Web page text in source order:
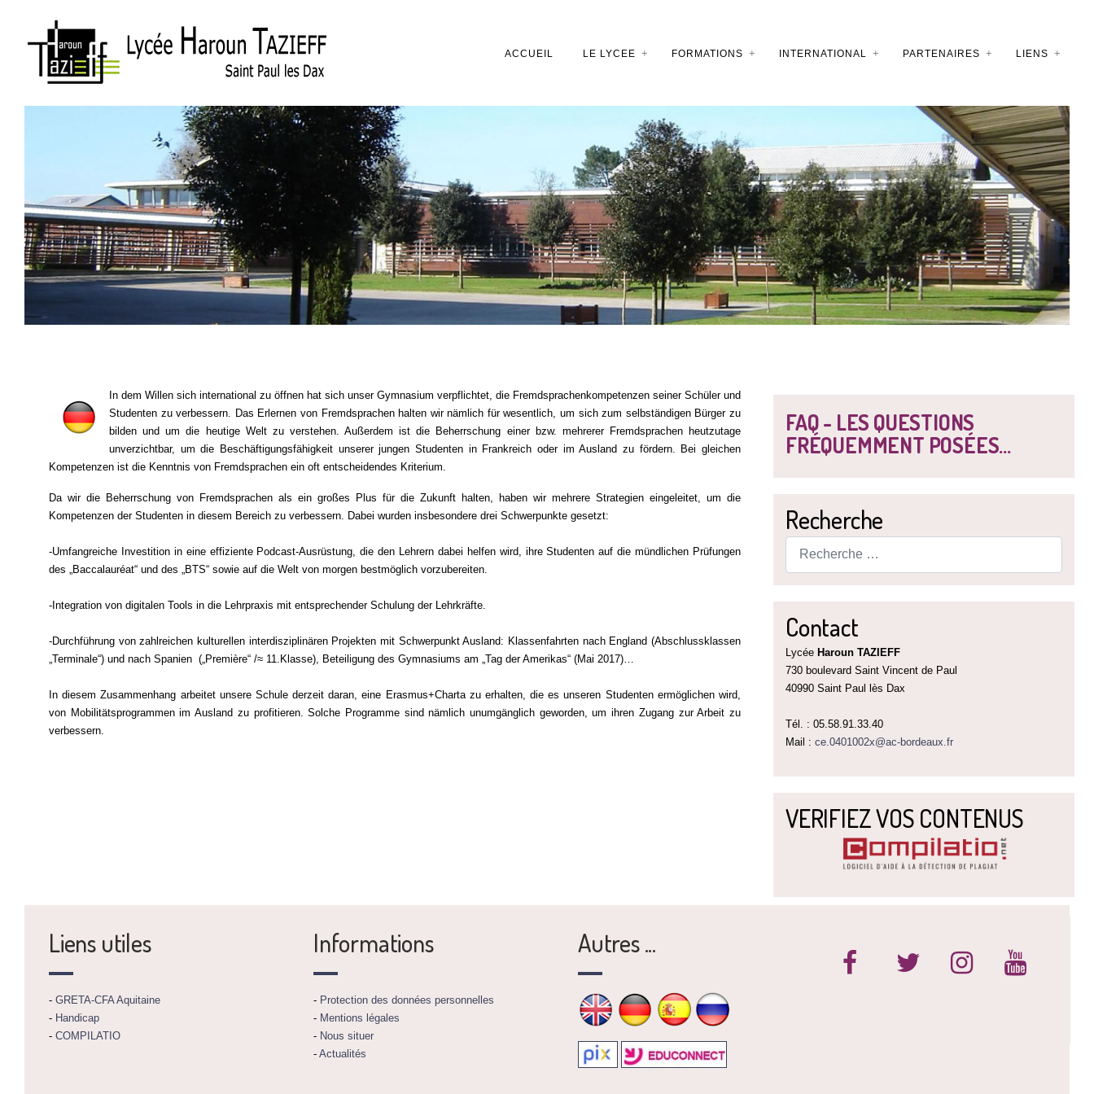
ACCUEIL LE LYCEE FORMATIONS INTERNATIONAL PARTENAIRES LIENS
FAQ - LES QUESTIONS
FRÉQUEMMENT POSÉES...
Recherche
Contact
Lycée Haroun TAZIEFF
730 boulevard Saint Vincent de Paul
40990 Saint Paul lès Dax
Tél. : 05.58.91.33.40
Mail : ce.0401002x@ac-bordeaux.fr
VERIFIEZ VOS CONTENUS
In dem Willen sich international zu öffnen hat sich unser Gymnasium verpflichtet, die Fremdsprachenkompetenzen seiner Schüler und
Studenten zu verbessern. Das Erlernen von Fremdsprachen halten wir nämlich für wesentlich, um sich zum selbständigen Bürger zu
bilden und um die heutige Welt zu verstehen. Außerdem ist die Beherrschung einer bzw. mehrerer Fremdsprachen heutzutage
unverzichtbar, um die Beschäftigungsfähigkeit unserer jungen Studenten in Frankreich oder im Ausland zu fördern. Bei gleichen
Kompetenzen ist die Kenntnis von Fremdsprachen ein oft entscheidendes Kriterium.
Da wir die Beherrschung von Fremdsprachen als ein großes Plus für die Zukunft halten, haben wir mehrere Strategien eingeleitet, um die
Kompetenzen der Studenten in diesem Bereich zu verbessern. Dabei wurden insbesondere drei Schwerpunkte gesetzt:
-Umfangreiche Investition in eine effiziente Podcast-Ausrüstung, die den Lehrern dabei helfen wird, ihre Studenten auf die mündlichen Prüfungen
des „Baccalauréat“ und des „BTS“ sowie auf die Welt von morgen bestmöglich vorzubereiten.
-Integration von digitalen Tools in die Lehrpraxis mit entsprechender Schulung der Lehrkräfte.
-Durchführung von zahlreichen kulturellen interdisziplinären Projekten mit Schwerpunkt Ausland: Klassenfahrten nach England (Abschlussklassen
„Terminale“) und nach Spanien („Première“ /≈ 11.Klasse), Beteiligung des Gymnasiums am „Tag der Amerikas“ (Mai 2017)…
In diesem Zusammenhang arbeitet unsere Schule derzeit daran, eine Erasmus+Charta zu erhalten, die es unseren Studenten ermöglichen wird,
von Mobilitätsprogrammen im Ausland zu profitieren. Solche Programme sind nämlich unumgänglich geworden, um ihren Zugang zur Arbeit zu
verbessern.
Liens utiles
- GRETA-CFA Aquitaine
- Handicap
- COMPILATIO
Informations
- Protection des données personnelles
- Mentions légales
- Nous situer
- Actualités
Autres ...